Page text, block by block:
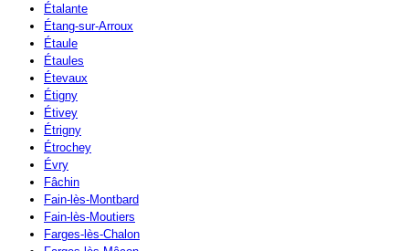
Étalante
Étang-sur-Arroux
Étaule
Étaules
Étevaux
Étigny
Étivey
Étrigny
Étrochey
Évry
Fâchin
Fain-lès-Montbard
Fain-lès-Moutiers
Farges-lès-Chalon